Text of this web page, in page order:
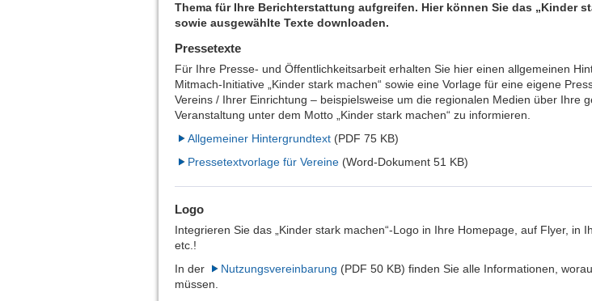
Thema für Ihre Berichterstattung aufgreifen. Hier können Sie das „Kinder
sowie ausgewählte Texte downloaden.
Pressetexte
Für Ihre Presse- und Öffentlichkeitsarbeit erhalten Sie hier einen allgemeinen
Mitmach-Initiative „Kinder stark machen“ sowie eine Vorlage für eine eigene
Vereins / Ihrer Einrichtung – beispielsweise um die regionalen Medien über Ihre
Veranstaltung unter dem Motto „Kinder stark machen“ zu informieren.
Allgemeiner Hintergrundtext (PDF 75 KB)
Pressetextvorlage für Vereine (Word-Dokument 51 KB)
Logo
Integrieren Sie das „Kinder stark machen“-Logo in Ihre Homepage, auf Flyer, in
etc.!
In der
Nutzungsvereinbarung (PDF 50 KB) finden Sie alle Informationen,
müssen.